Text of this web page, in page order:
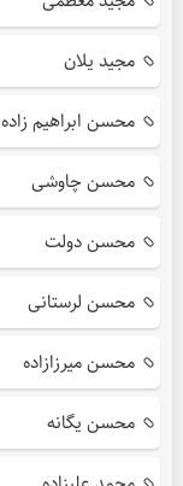
مجید یلان
محسن ابراهیم زاده
محسن چاوشی
محسن دولت
محسن لرستانی
محسن میرزازاده
محسن یگانه